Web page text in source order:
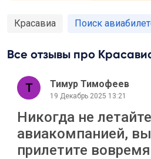
Красавиа Поиск
Все отзывы про
Тимур Тимофеев
19 Декабрь 2025 13:21
Никогда не
авиакомпанией,
прилетите